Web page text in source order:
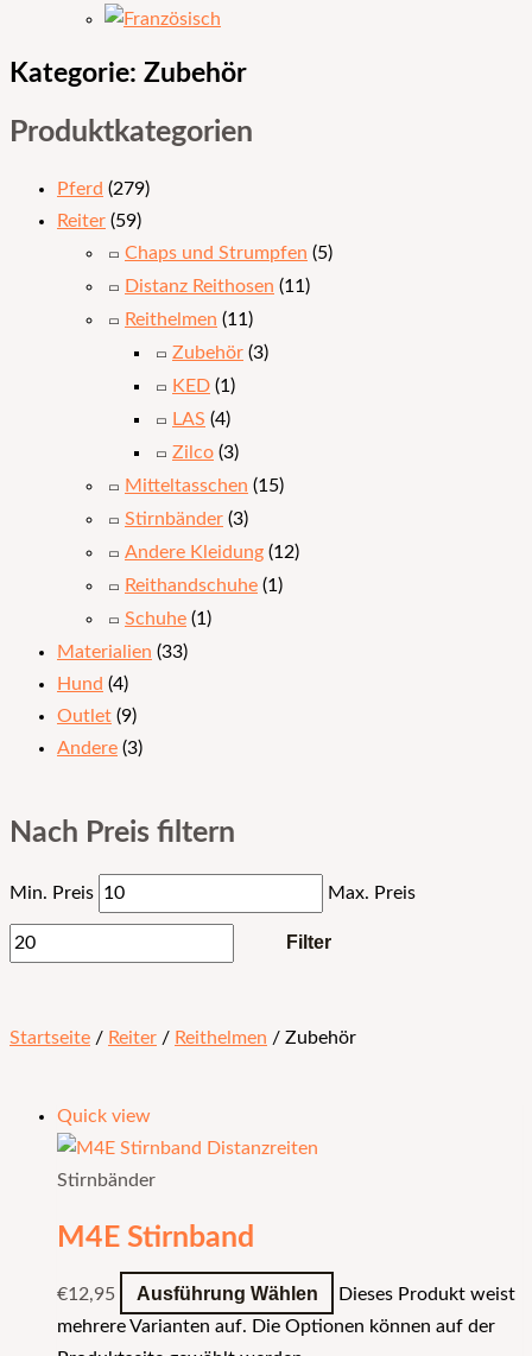
Kategorie: Zubehör
Produktkategorien
Pferd (279)
Reiter (59)
Chaps und Strumpfen (5)
Distanz Reithosen (11)
Reithelmen (11)
Zubehör (3)
KED (1)
LAS (4)
Zilco (3)
Mitteltasschen (15)
Stirnbänder (3)
Andere Kleidung (12)
Reithandschuhe (1)
Schuhe (1)
Materialien (33)
Hund (4)
Outlet (9)
Andere (3)
Nach Preis filtern
Min. Preis Max. Preis
Filter
Startseite / Reiter / Reithelmen / Zubehör
Quick view
Stirnbänder
M4E Stirnband
€12,95 Ausführung Wählen
Dieses Produkt weist
mehrere Varianten auf. Die Optionen können auf der